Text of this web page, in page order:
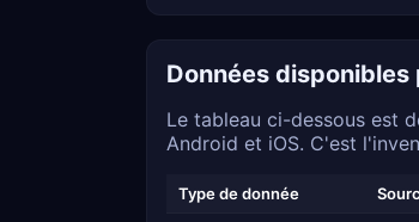
Données
Le tableau ci-dessous est
Android et iOS. C'est
Type de donnée